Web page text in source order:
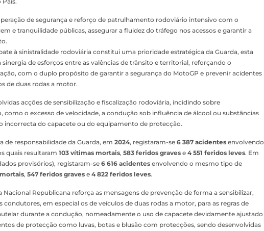
de segurança e reforço de patrulhamento rodoviário intensivo com o
e tranquilidade públicas, assegurar a fluidez do tráfego nos acessos e garantir a
à sinistralidade rodoviária constitui uma prioridade estratégica da Guarda, esta
de esforços entre as valências de trânsito e territorial, reforçando o
com o duplo propósito de garantir a segurança do MotoGP e prevenir acidentes
de duas rodas a motor.
acções de sensibilização e fiscalização rodoviária, incidindo sobre
o excesso de velocidade, a condução sob influência de álcool ou substâncias
incorrecta do capacete ou do equipamento de protecção.
de responsabilidade da Guarda, em 2024, registaram-se 6 387 acidentes envolvendo
quais resultaram 103 vítimas mortais, 583 feridos graves e 4 551 feridos leves. Em
provisórios), registaram-se6 616 acidentes envolvendo o mesmo tipo de
, 547 feridos graves e 4 822 feridos leves.
Nacional Republicana reforça as mensagens de prevenção de forma a sensibilizar,
em especial os de veículos de duas rodas a motor, para as regras de
durante a condução, nomeadamente o uso de capacete devidamente ajustado
de protecção como luvas, botas e blusão com protecções, sendo desenvolvidas